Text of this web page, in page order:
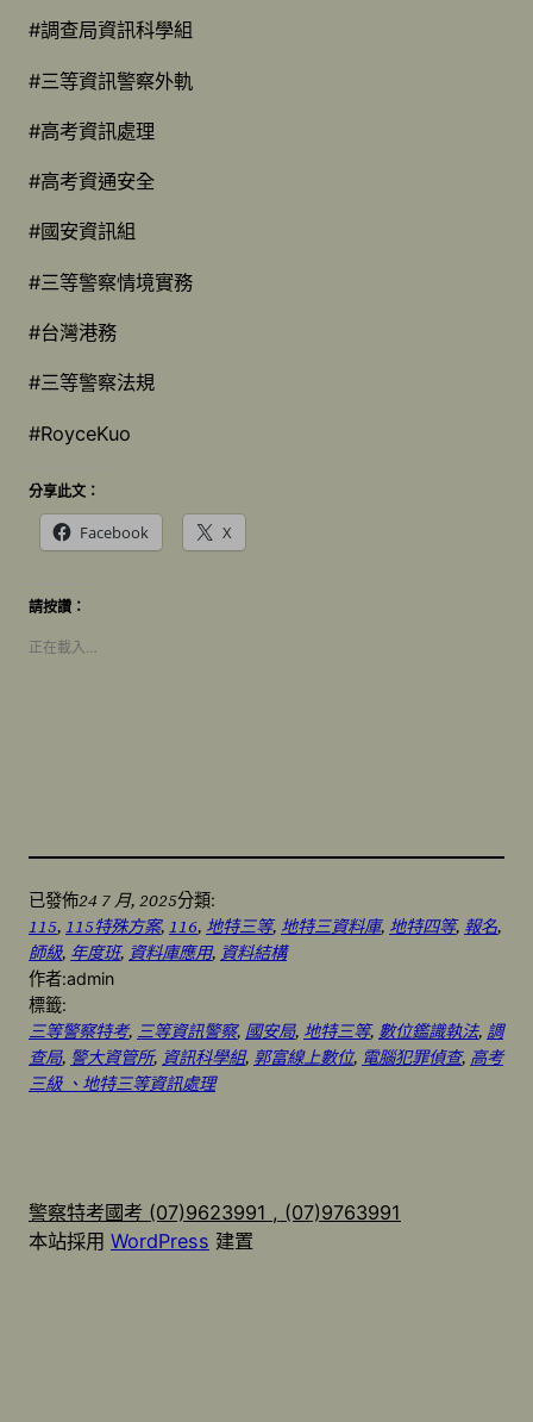
#調查局資訊科學組
#三等資訊警察外軌
#高考資訊處理
#高考資通安全
#國安資訊組
#三等警察情境實務
#台灣港務
#三等警察法規
#RoyceKuo
分享此文：
Facebook X
請按讚：
正在載入…
已發佈24 7 月, 2025分類:
115, 115特殊方案, 116, 地特三等, 地特三資料庫, 地特四等, 報名
師級, 年度班, 資料庫應用, 資料結構
作者:admin
標籤:
三等警察特考, 三等資訊警察, 國安局, 地特三等, 數位鑑識執法, 調
查局, 警大資管所, 資訊科學組, 郭富線上數位, 電腦犯罪偵查, 高考
三級 、地特三等資訊處理
警察特考國考 (07)9623991 , (07)9763991
本站採用 WordPress 建置